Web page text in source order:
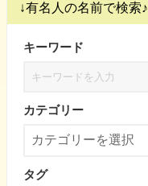
↓有名人の名前で検索♪
キーワード
カテゴリー
タグ